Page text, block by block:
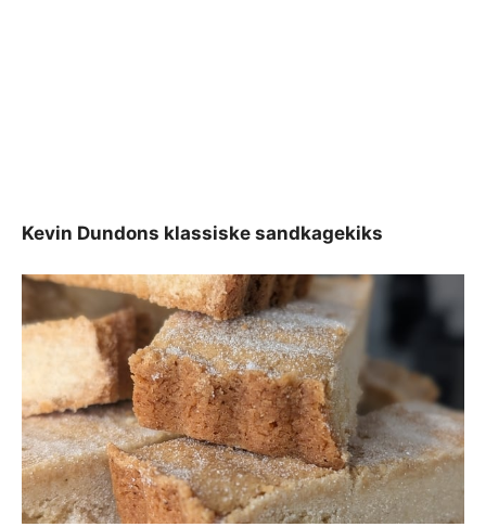
Kevin Dundons klassiske sandkagekiks